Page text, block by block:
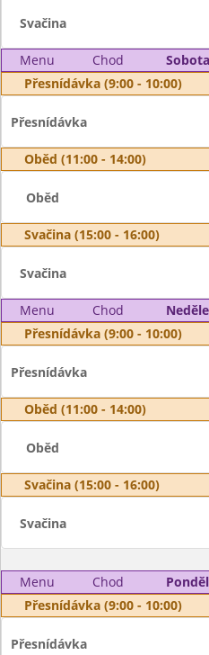
Svačina
Menu Chod
Přesnídávka (9:00 - 10:00)
Přesnídávka
Oběd (11:00 - 14:00)
Oběd
Svačina (15:00 - 16:00)
Svačina
Menu Chod
Přesnídávka (9:00 - 10:00)
Přesnídávka
Oběd (11:00 - 14:00)
Oběd
Svačina (15:00 - 16:00)
Svačina
Menu Chod
Přesnídávka (9:00 - 10:00)
Přesnídávka